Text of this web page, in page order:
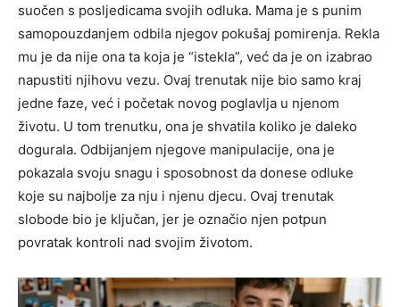
suočen s posljedicama svojih odluka. Mama je s punim
samopouzdanjem odbila njegov pokušaj pomirenja. Rekla
mu je da nije ona ta koja je “istekla”, već da je on izabrao
napustiti njihovu vezu. Ovaj trenutak nije bio samo kraj
jedne faze, već i početak novog poglavlja u njenom
životu. U tom trenutku, ona je shvatila koliko je daleko
dogurala. Odbijanjem njegove manipulacije, ona je
pokazala svoju snagu i sposobnost da donese odluke
koje su najbolje za nju i njenu djecu. Ovaj trenutak
slobode bio je ključan, jer je označio njen potpun
povratak kontroli nad svojim životom.